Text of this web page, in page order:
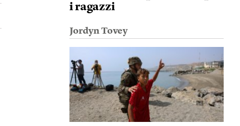
i ragazzi
Jordyn Tovey